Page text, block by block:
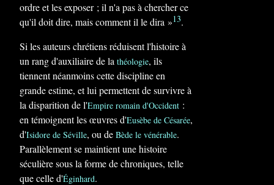
ordre et les exposer ; il n'a pas à chercher ce
qu'il doit dire, mais comment il le dira »13.
Si les auteurs chrétiens réduisent l'histoire à
un rang d'auxiliaire de la théologie, ils
tiennent néanmoins cette discipline en
grande estime, et lui permettent de survivre à
la disparition de l'Empire romain d'Occident :
en témoignent les œuvres d'Eusèbe de Césarée,
d'Isidore de Séville, ou de Bède le vénérable.
Parallèlement se maintient une histoire
séculière sous la forme de chroniques, telle
que celle d'Éginhard.